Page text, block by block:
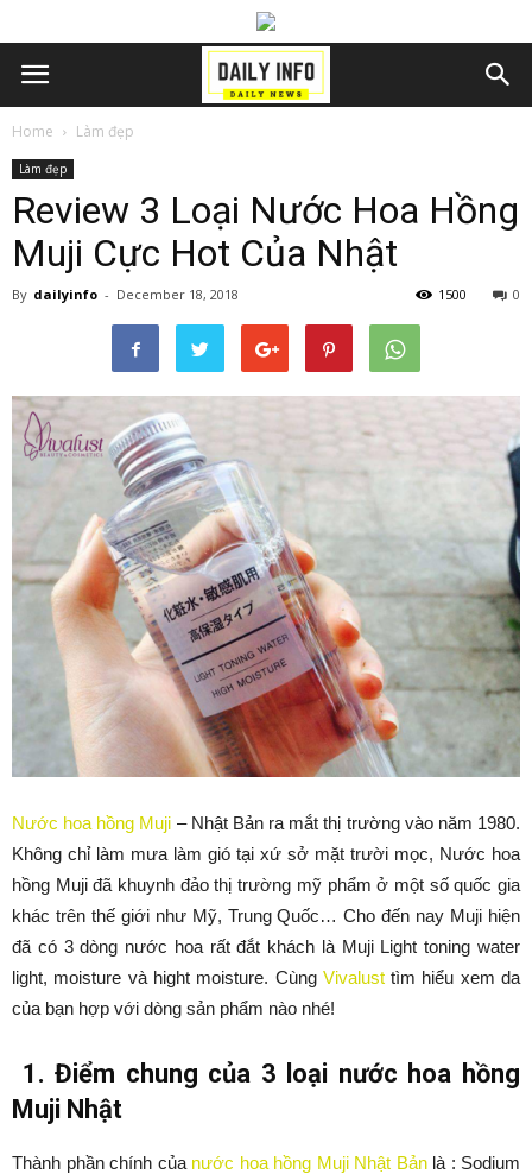
Home Làm đẹp
Làm đẹp
Review 3 Loại Nước Hoa Hồng
Muji Cực Hot Của Nhật
By dailyinfo - December 18, 2018 0
1500
Nước hoa hồng Muji – Nhật Bản ra mắt thị trường vào năm 1980.
Không chỉ làm mưa làm gió tại xứ sở mặt trười mọc, Nước hoa
hồng Muji đã khuynh đảo thị trường mỹ phẩm ở một số quốc gia
khác trên thế giới như Mỹ, Trung Quốc… Cho đến nay Muji hiện
đã có 3 dòng nước hoa rất đắt khách là Muji Light toning water
light, moisture và hight moisture. Cùng Vivalusttìm hiểu xem da
của bạn hợp với dòng sản phẩm nào nhé!
1. Điểm chung của 3 loại nước hoa hồng
Muji Nhật
Thành phần chính của nước hoa hồng Muji Nhật Bảnlà : Sodium